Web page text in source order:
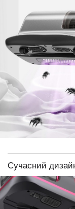
Сучасний